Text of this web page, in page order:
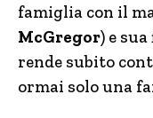
famiglia con il
McGregor) e
rende subito
ormai solo una